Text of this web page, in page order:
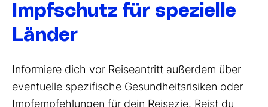
Impfschutz für spezielle
Länder
Informiere dich vor Reiseantritt außerdem über
eventuelle spezifische Gesundheitsrisiken oder
Impfempfehlungen für dein Reisezie. Reist du